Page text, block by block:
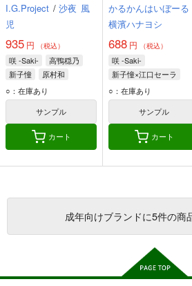
I.G.Project / 沙夜 風
児
935 円 （税込）
咲 -Saki-
高鴨穏乃
新子憧
原村和
○：在庫あり
サンプル
カート
かるかんはいぼーる
横濱ハナヨシ
688 円 （税込）
咲 -Saki-
新子憧×江口セーラ
新子憧
江口セーラ
○：在庫あり
サンプル
カート
成年向けブランドに5件の商